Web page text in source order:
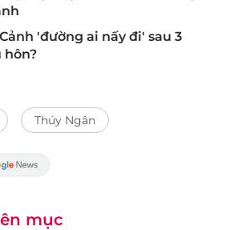
'đường ai nấy đi' sau 3
hôn?
Thúy Ngân
mục